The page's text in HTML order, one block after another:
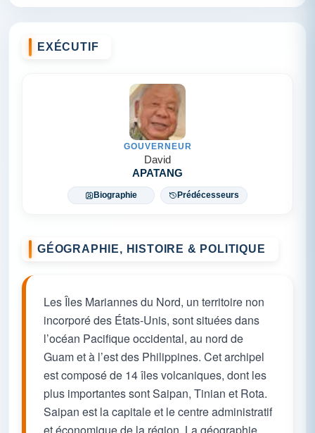
EXÉCUTIF
GOUVERNEUR
David
APATANG
Biographie Prédécesseurs
GÉOGRAPHIE, HISTOIRE & POLITIQUE
Les Îles Mariannes du Nord, un territoire non
incorporé des États-Unis, sont situées dans
l’océan Pacifique occidental, au nord de
Guam et à l’est des Philippines. Cet archipel
est composé de 14 îles volcaniques, dont les
plus importantes sont Saipan, Tinian et Rota.
Saipan est la capitale et le centre administratif